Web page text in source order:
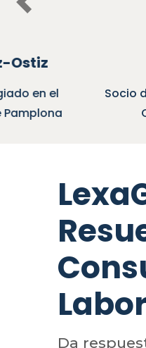
Eduardo
Socio de Grupo
Colegio de
Previous
Da